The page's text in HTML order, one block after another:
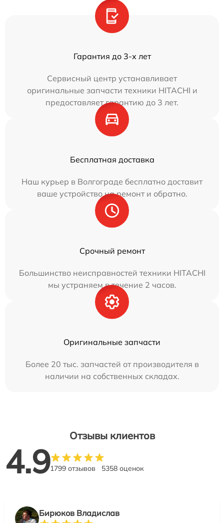
Гарантия до 3-х лет
Сервисный центр устанавливает
оригинальные запчасти техники HITACHI и
предоставляет гарантию до 3 лет.
Бесплатная доставка
Наш курьер в Волгограде бесплатно доставит
ваше устройство на ремонт и обратно.
Срочный ремонт
Большинство неисправностей техники HITACHI
мы устраняем в течение 2 часов.
Оригинальные запчасти
Более 20 тыс. запчастей от производителя в
наличии на собственных складах.
Отзывы клиентов
4.91799 отзывов 5358 оценок
Бирюков Владислав